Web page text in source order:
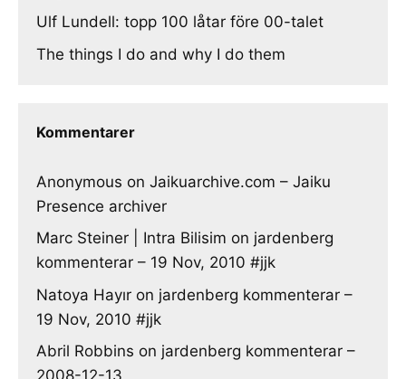
Ulf Lundell: topp 100 låtar före 00-talet
The things I do and why I do them
Kommentarer
Anonymous on Jaikuarchive.com – Jaiku
Presence archiver
Marc Steiner | Intra Bilisim on jardenberg
kommenterar – 19 Nov, 2010 #jjk
Natoya Hayır on jardenberg kommenterar –
19 Nov, 2010 #jjk
Abril Robbins on jardenberg kommenterar –
2008-12-13